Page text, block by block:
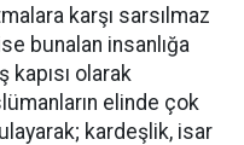
karşı sarsılmaz
bunalan insanlığa
kapısı olarak
elinde çok
kardeşlik, isar